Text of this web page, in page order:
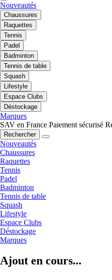
Nouveautés
Chaussures
Raquettes
Tennis
Padel
Badminton
Tennis de table
Squash
Lifestyle
Espace Clubs
Déstockage
Marques
SAV en France Paiement sécurisé
Rechercher
Nouveautés
Chaussures
Raquettes
Tennis
Padel
Badminton
Tennis de table
Squash
Lifestyle
Espace Clubs
Déstockage
Marques
Ajout en cours...